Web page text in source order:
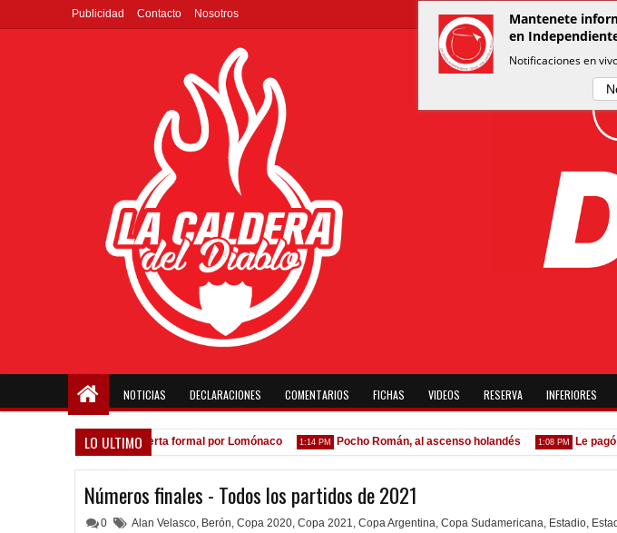
Publicidad Contacto Nosotros
NOTICIAS DECLARACIONES COMENTARIOS FICHAS VIDEOS RESERVA INFERIORES
LO ULTIMO
A la espera de la oferta formal por Lomónaco 1:14 PM Pocho Román, al ascenso holandés 1:08 PM Le pagó a
Números finales - Todos los partidos de 2021
0 Alan Velasco, Berón, Copa 2020, Copa 2021, Copa Argentina, Copa Sudamericana, Estadio,
Mantenete
en
Notificaciones en